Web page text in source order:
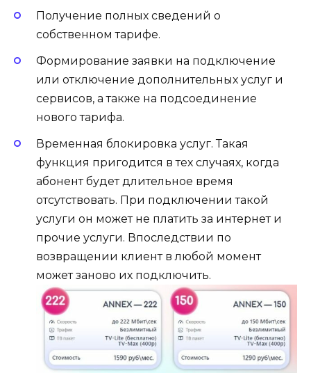
Получение полных сведений о
собственном тарифе.
Формирование заявки на подключение
или отключение дополнительных услуг и
сервисов, а также на подсоединение
нового тарифа.
Временная блокировка услуг. Такая
функция пригодится в тех случаях, когда
абонент будет длительное время
отсутствовать. При подключении такой
услуги он может не платить за интернет и
прочие услуги. Впоследствии по
возвращении клиент в любой момент
может заново их подключить.